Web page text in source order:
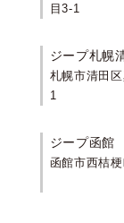
目3-1
ジープ札幌
札幌市清田
1
ジープ函館
函館市西桔